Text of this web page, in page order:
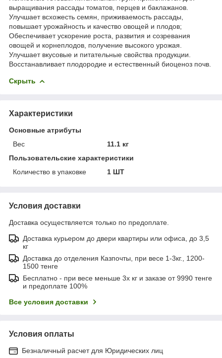
выращивания рассады томатов, перцев и баклажанов.
Улучшает всхожесть семян, приживаемость рассады,
повышает урожайность и качество овощей и плодов;
Обеспечивает ускорение роста, развития и созревания
овощей и корнеплодов, получение высокого урожая.
Улучшает вкусовые и питательные свойства продукции.
Восстанавливает плодородие и естественный биоценоз почв.
Скрыть
Характеристики
Основные атрибуты
Вес
11.1 кг
Пользовательские характеристики
Количество в упаковке
1 ШТ
Условия доставки
Доставка осуществляется только по предоплате.
Доставка курьером до двери квартиры или офиса, до 3,5
кг
Доставка до отделения Казпочты, при весе 1-3кг., 1200-
1500 тенге
Бесплатно - при весе меньше 3х кг и заказе от 9990 тенге
и предоплате 100%
Все условия доставки
Условия оплаты
Безналичный расчет для Юридических лиц